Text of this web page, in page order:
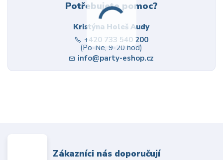
Potřebujete pomoc?
Kristýna Holeš Audy
+420 733 540 200
(Po-Ne, 9-20 hod)
info@party-eshop.cz
Zákazníci nás doporučují